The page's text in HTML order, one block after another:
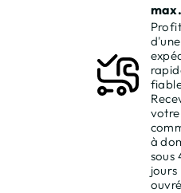
d'une
votre
à
sous
jours